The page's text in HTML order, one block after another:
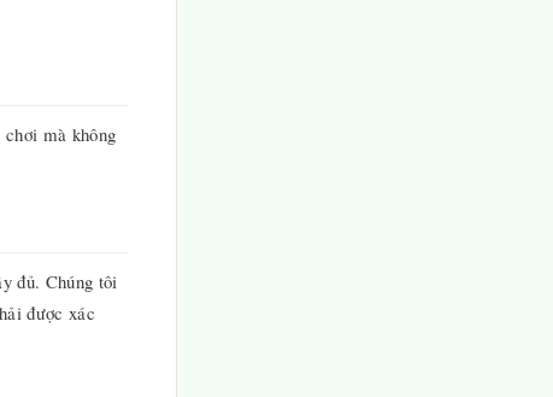
mà không
đủ. Chúng tôi
được xác